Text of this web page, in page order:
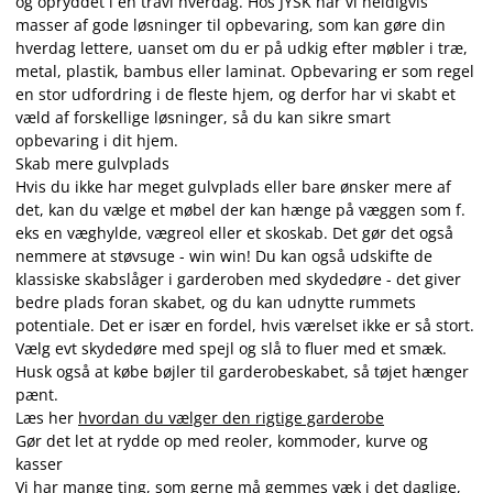
masser af gode løsninger til opbevaring, som kan gøre din
hverdag lettere, uanset om du er på udkig efter møbler i træ,
metal, plastik, bambus eller laminat. Opbevaring er som regel
en stor udfordring i de fleste hjem, og derfor har vi skabt et
væld af forskellige løsninger, så du kan sikre smart
opbevaring i dit hjem.
Skab mere gulvplads
Hvis du ikke har meget gulvplads eller bare ønsker mere af
det, kan du vælge et møbel der kan hænge på væggen som f.
eks en væghylde, vægreol eller et skoskab. Det gør det også
nemmere at støvsuge - win win! Du kan også udskifte de
klassiske skabslåger i garderoben med skydedøre - det giver
bedre plads foran skabet, og du kan udnytte rummets
potentiale. Det er især en fordel, hvis værelset ikke er så stort.
Vælg evt skydedøre med spejl og slå to fluer med et smæk.
Husk også at købe bøjler til garderobeskabet, så tøjet hænger
pænt.
Læs her hvordan du vælger den rigtige garderobe
Gør det let at rydde op med reoler, kommoder, kurve og
kasser
Vi har mange ting, som gerne må gemmes væk i det daglige,